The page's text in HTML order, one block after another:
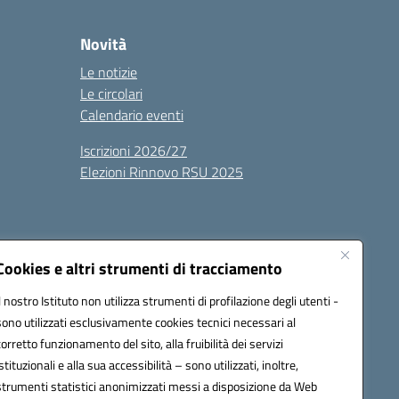
e altri strumenti di tracciamento
nostro Istituto non utilizza strumenti di profilazione degli utenti -
utilizzati esclusivamente cookies tecnici necessari al
funzionamento del sito, alla fruibilità dei servizi
e alla sua accessibilità – sono utilizzati, inoltre,
statistici anonimizzati messi a disposizione da Web
Novità
Le notizie
Le circolari
Calendario eventi
Iscrizioni 2026/27
Elezioni Rinnovo RSU 2025